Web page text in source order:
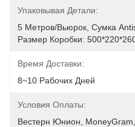
Упаковывая Детали:
5 Метров/вьюрок, Сумка
Размер Коробки:
Время Доставки:
8~10 Рабочих Дней
Условия Оплаты:
Вестерн Юнион,